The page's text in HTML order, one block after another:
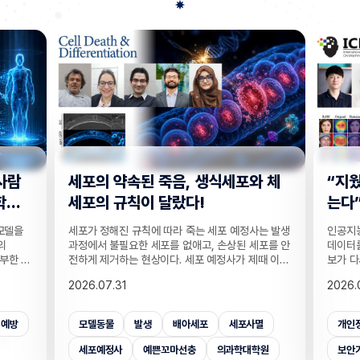
람
습
델을
한 정
기술
카메
방
세포의 약속된 죽음, 생식세포와 체
세포의 규칙이 달랐다!
세포가 정해진 규칙에 따라 죽는 세포 예정사는 발생
과정에서 불필요한 세포를 없애고, 손상된 세포를 안
전하게 제거하는 현상이다. 세포 예정사가 제때 이뤄
손가락이 붙은 채 태어나고, 고장 난 세포가 증식해
종류마다 다르다는 점이 새롭게 밝혀졌다. UNIST
의과학대학원 안톤 가트너 교수팀은 기초과학연구원
(IBS) 유전체 항상성 연구단과 함께 예쁜꼬마선충
2026.07.31
모델동물 발생 배아세포
세포사멸
세포예정사
예쁜꼬마선충 의과학대학원
“지
는다
인공지
데이터
보가
수팀과
만으로
언러닝
일 밝
개인
보안